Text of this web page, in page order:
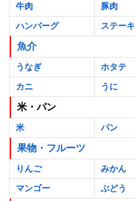
牛肉 豚肉
ハンバーグ
ステーキ
魚介
うなぎ ホタテ
カニ
うに
米・パン
米 パン
果物・フルーツ
りんご みかん
マンゴー
ぶどう